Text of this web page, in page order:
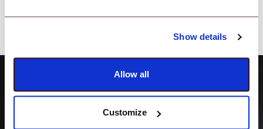
Show details
Allow all
Customize
Report Broadcast